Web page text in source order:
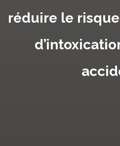
réduire le